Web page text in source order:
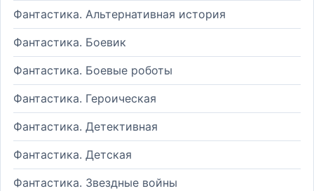
Фантастика. Альтернативная история
Фантастика. Боевик
Фантастика. Боевые роботы
Фантастика. Героическая
Фантастика. Детективная
Фантастика. Детская
Фантастика. Звездные войны